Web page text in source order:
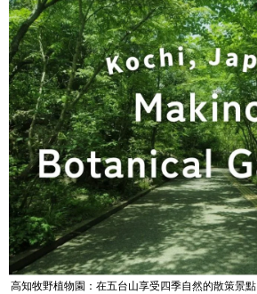
高知牧野植物園：在五台山享受四季自然的散策景點